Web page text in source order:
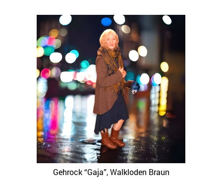
mehrere
Varianten
auf.
Optionen
können
auf
der
Produktseite
gewählt
werden
Gehrock “Gaja”, Walkloden Braun